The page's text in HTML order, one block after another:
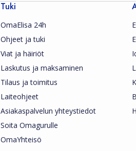
Tuki
OmaElisa 24h
Ohjeet ja tuki
Viat ja häiriöt
Laskutus ja maksaminen
Tilaus ja toimitus
Laiteohjeet
Asiakaspalvelun yhteystiedot
Soita Omagurulle
OmaYhteisö